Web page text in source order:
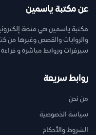
عن مكتبة ياسمين
مكتبة ياسمين هي منصة
سيرفرات وروابط مباشرة و
روابط سريعة
من نحن
سياسة الخصوصية
الشروط والأحكام